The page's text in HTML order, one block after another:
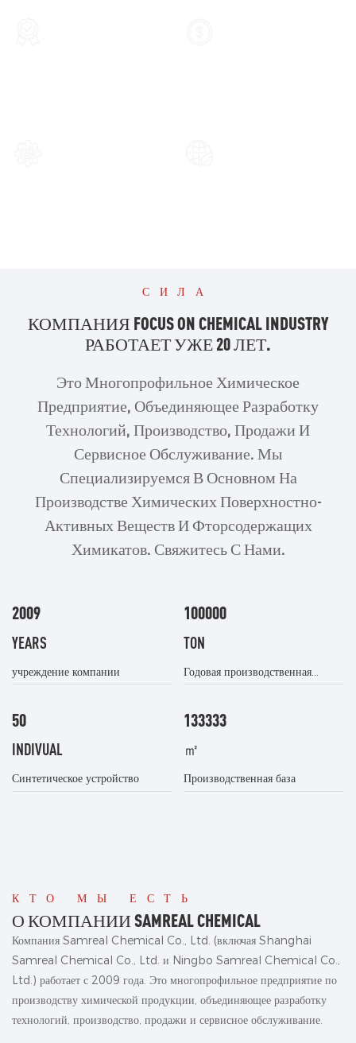
СИЛА
КОМПАНИЯ FOCUS ON CHEMICAL INDUSTRY
РАБОТАЕТ УЖЕ 20 ЛЕТ.
Это Многопрофильное Химическое
Предприятие, Объединяющее Разработку
Технологий, Производство, Продажи И
Сервисное Обслуживание. Мы
Специализируемся В Основном На
Производстве Химических Поверхностно-
Активных Веществ И Фторсодержащих
Химикатов. Свяжитесь С Нами.
2009
YEARS
учреждение компании
100000
TON
Годовая производственная
50
INDIVUAL
Синтетическое устройство
133333
㎡
Производственная база
КТО МЫ ЕСТЬ
О КОМПАНИИ SAMREAL CHEMICAL
Компания Samreal Chemical Co., Ltd. (включая Shanghai
Samreal Chemical Co., Ltd. и Ningbo Samreal Chemical Co.,
Ltd.) работает с 2009 года. Это многопрофильное предприятие по
производству химической продукции, объединяющее разработку
технологий, производство, продажи и сервисное обслуживание.